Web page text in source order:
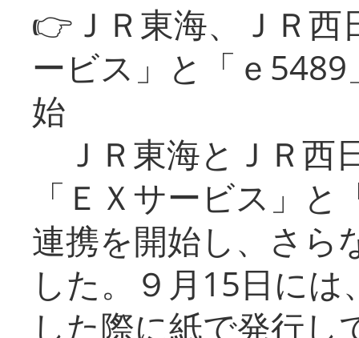
👉ＪＲ東海、ＪＲ
ービス」と「ｅ
始
ＪＲ東海とＪＲ西
「ＥＸサービス」
連携を開始し、さら
した。９月15日に
した際に紙で発行し